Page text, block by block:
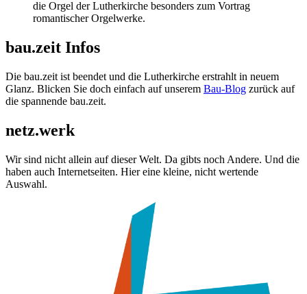
die Orgel der Lutherkirche besonders zum Vortrag
romantischer Orgelwerke.
bau.zeit Infos
Die bau.zeit ist beendet und die Lutherkirche erstrahlt in neuem
Glanz. Blicken Sie doch einfach auf unserem Bau-Blog zurück auf
die spannende bau.zeit.
netz.werk
Wir sind nicht allein auf dieser Welt. Da gibts noch Andere. Und die
haben auch Internetseiten. Hier eine kleine, nicht wertende
Auswahl.